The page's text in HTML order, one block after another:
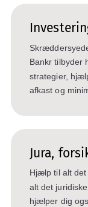
Bankr tilbyder
strategier,
afkast og
Jura,
Hjælp til alt
alt det
hjælper dig